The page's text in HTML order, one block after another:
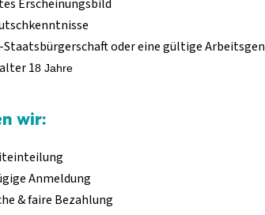
Erscheinungsbild
Staatsbürgerschaft oder eine gültige
18 Jahre
wir:
Anmeldung
& faire Bezahlung